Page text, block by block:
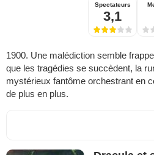
Spectateurs
3,1
1900. Une malédiction semble
que les tragédies se succèdent, la
mystérieux fantôme orchestrant en
de plus en plus.